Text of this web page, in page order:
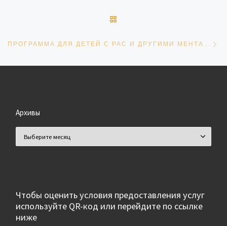
ПРОГРАММА ДЛЯ ДЕТЕЙ С РАС И ДРУГИМИ МЕНТАЛЬНЫМИ НАРУШЕНИЯМИ «НАРИСУЮ ЛЕТО МЕЛОМ. БЕРЕГИ СВОЮ ПЛАНЕТУ»
Архивы
Чтобы оценить условия предоставления услуг
используйте QR-код или перейдите по ссылке
ниже